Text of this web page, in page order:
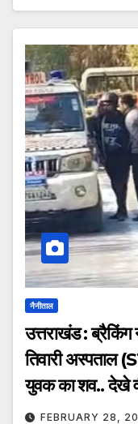
नैनीताल
उत्तराखंड :
तिवारी अस्पताल
युवक का शव.. देखे
FEBRUARY 28,